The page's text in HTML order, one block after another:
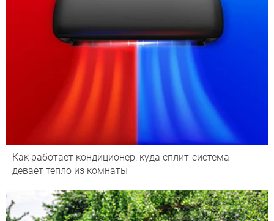
Как работает кондиционер: куда сплит-система
девает тепло из комнаты